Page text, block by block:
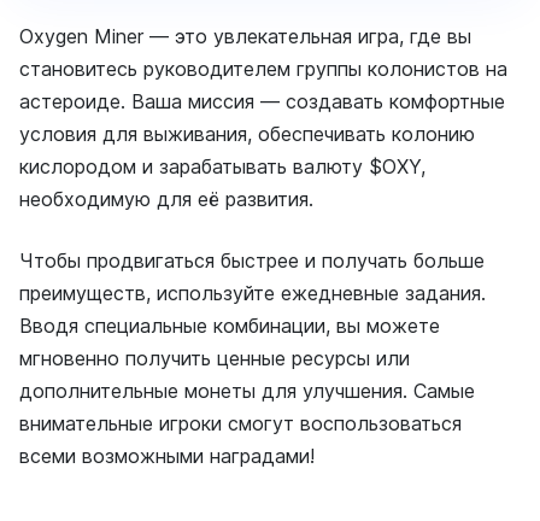
Oxygen Miner — это увлекательная игра, где вы
становитесь руководителем группы колонистов на
астероиде. Ваша миссия — создавать комфортные
условия для выживания, обеспечивать колонию
кислородом и зарабатывать валюту $OXY,
необходимую для её развития.
Чтобы продвигаться быстрее и получать больше
преимуществ, используйте ежедневные задания.
Вводя специальные комбинации, вы можете
мгновенно получить ценные ресурсы или
дополнительные монеты для улучшения. Самые
внимательные игроки смогут воспользоваться
всеми возможными наградами!